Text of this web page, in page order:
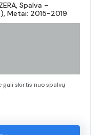
Spalva –
Metai: 2015-2019
gali skirtis nuo spalvų